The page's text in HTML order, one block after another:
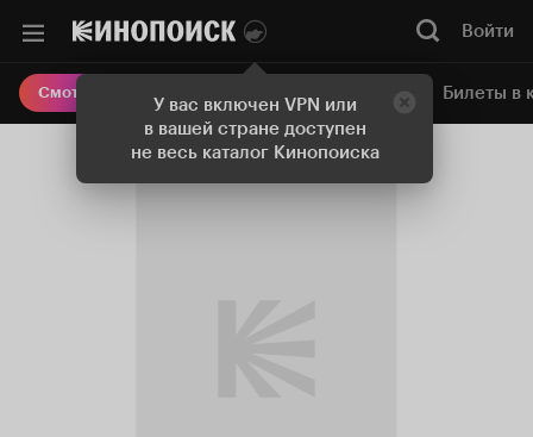
У вас включен VPN или
в вашей стране доступен
не весь каталог Кинопоиска
Войти
Смотреть кино Онлайн-кинотеатр Билеты в